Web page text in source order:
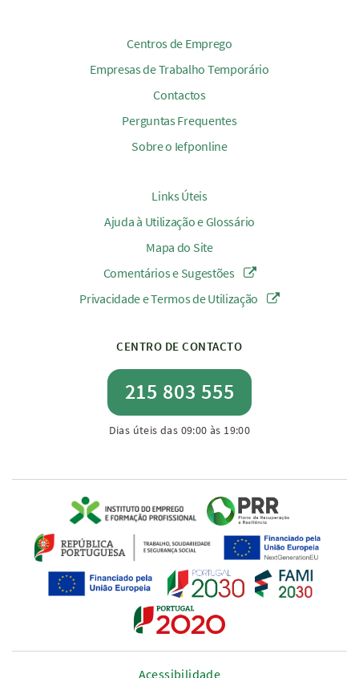
Centros de Emprego
Empresas de Trabalho Temporário
Contactos
Perguntas Frequentes
Sobre o Iefponline
Links Úteis
Ajuda à Utilização e Glossário
Mapa do Site
Comentários e Sugestões
Privacidade e Termos de Utilização
CENTRO DE CONTACTO
215 803 555
Dias úteis das 09:00 às 19:00
Acessibilidade